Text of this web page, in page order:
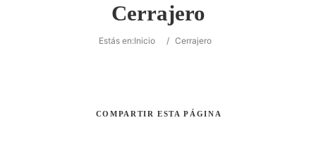
Cerrajero
Estás en:Inicio / Cerrajero
COMPARTIR ESTA PÁGINA